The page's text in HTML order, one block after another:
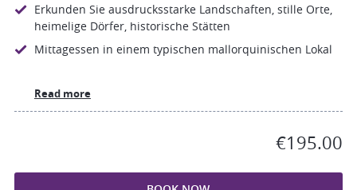
Erkunden Sie ausdrucksstarke Landschaften, stille Orte,
heimelige Dörfer, historische Stätten
Mittagessen in einem typischen mallorquinischen Lokal
Read more
€195.00